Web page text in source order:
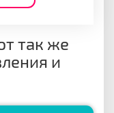
так же
и